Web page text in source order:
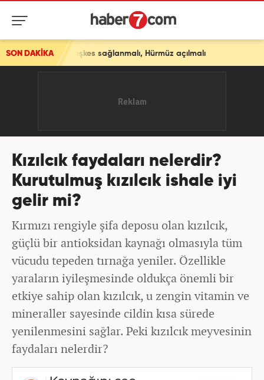
SON DAKİKA
sağlanmalı, Hürmüz açılmalı
Kızılcık faydaları nelerdir?
Kurutulmuş kızılcık ishale iyi
gelir mi?
Kırmızı rengiyle şifa deposu olan kızılcık,
güçlü bir antioksidan kaynağı olmasıyla tüm
vücudu tepeden tırnağa yeniler. Özellikle
yaraların iyileşmesinde oldukça önemli bir
etkiye sahip olan kızılcık, u zengin vitamin ve
mineraller sayesinde cildin kısa sürede
yenilenmesini sağlar. Peki kızılcık meyvesinin
faydaları nelerdir?